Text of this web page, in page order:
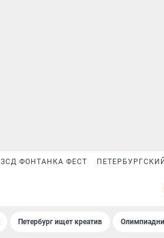
ЗСД ФОНТАНКА ФЕСТ
Петербург ищет креатив